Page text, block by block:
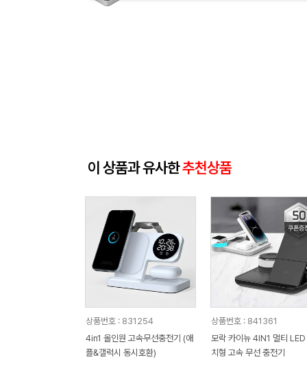
이 상품과 유사한추천상품
상품번호 : 831254
4in1 올인원 고속무선충전기 (애
플&갤럭시 동시호환)
상품번호 : 841361
모락 카이뉴 4IN1 멀티 LED
치형 고속 무선 충전기